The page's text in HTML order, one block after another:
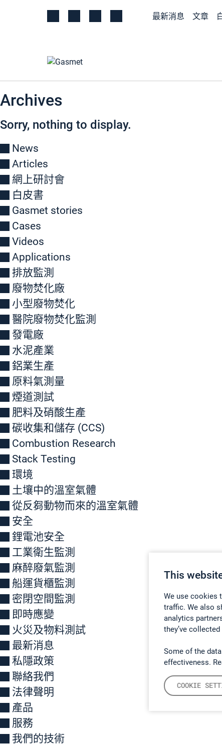
This
We use cookies
traffic. We also
analytics
they’ve
Some of the
effectiveness.
COOKIE
最新消息 文章
Archives
Sorry, nothing to display.
News
Articles
網上研討會
白皮書
Gasmet stories
Cases
Videos
Applications
排放監測
廢物焚化廠
小型廢物焚化
醫院廢物焚化監測
發電廠
水泥產業
鋁業生產
原料氣測量
煙道測試
肥料及硝酸生產
碳收集和儲存 (CCS)
Combustion Research
Stack Testing
環境
土壤中的溫室氣體
從反芻動物而來的溫室氣體
安全
鋰電池安全
工業衛生監測
麻醉廢氣監測
船運貨櫃監測
密閉空間監測
即時應變
火災及物料測試
最新消息
私隱政策
聯絡我們
法律聲明
產品
服務
我們的技術